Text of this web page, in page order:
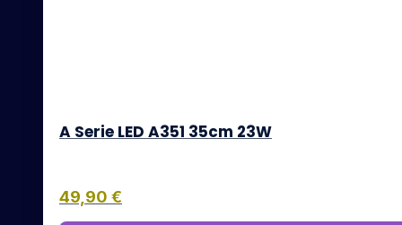
A Serie LED A351 35cm 23W
49,90 €